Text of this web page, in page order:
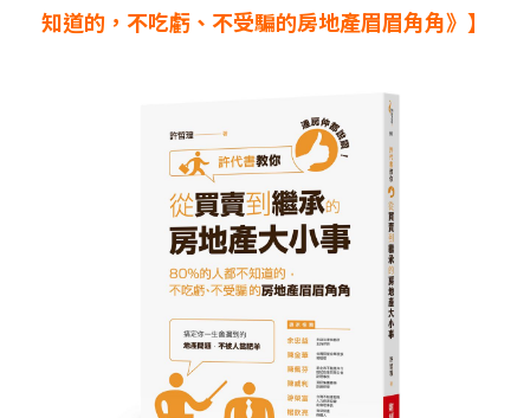
知道的，不吃虧、不受騙的房地產眉眉角角》】